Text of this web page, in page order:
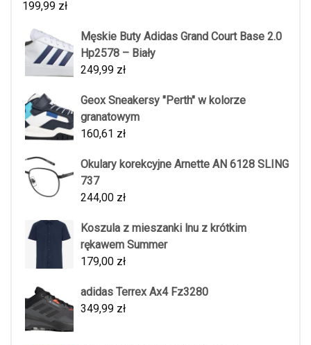
199,99 zł
Męskie Buty Adidas Grand Court Base 2.0
Hp2578 – Biały
249,99 zł
Geox Sneakersy "Perth" w kolorze
granatowym
160,61 zł
Okulary korekcyjne Arnette AN 6128 SLING
737
244,00 zł
Koszula z mieszanki lnu z krótkim
rękawem Summer
179,00 zł
adidas Terrex Ax4 Fz3280
349,99 zł